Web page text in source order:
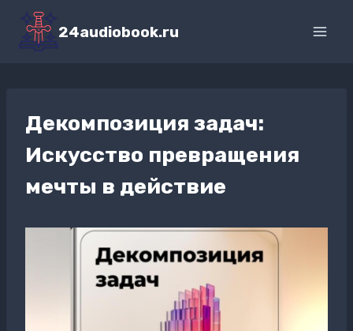
Перейти
содержимому
24audiobook.ru
Декомпозиция задач:
Искусство превращения
мечты в действие